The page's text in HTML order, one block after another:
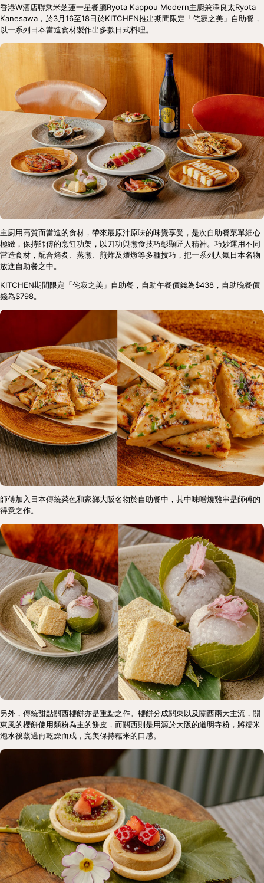
香港W酒店聯乘米芝蓮一星餐廳Ryota Kappou Modern主廚兼澤良太Ryota
Kanesawa，於3月16至18日於KITCHEN推出期間限定「侘寂之美」自助餐，
以一系列日本當造食材製作出多款日式料理。
主廚用高質而當造的食材，帶來最原汁原味的味覺享受，是次自助餐菜單細心
極緻，保持師傅的烹飪功架，以刀功與煮食技巧彰顯匠人精神。巧妙運用不同
當造食材，配合烤炙、蒸煮、煎炸及煨燉等多種技巧，把一系列人氣日本名物
放進自助餐之中。
KITCHEN期間限定「侘寂之美」自助餐，自助午餐價錢為$438，自助晚餐價
錢為$798。
師傅加入日本傳統菜色和家鄉大阪名物於自助餐中，其中味噌燒雞串是師傅的
得意之作。
另外，傳統甜點關西櫻餅亦是重點之作。櫻餅分成關東以及關西兩大主流，關
東風的櫻餅使用麵粉為主的餅皮，而關西則是用源於大阪的道明寺粉，將糯米
泡水後蒸過再乾燥而成，完美保持糯米的口感。